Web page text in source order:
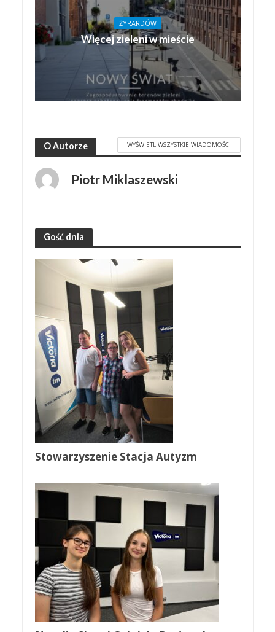
ŻYRARDÓW
Więcej zieleni w mieście
O Autorze WYŚWIETL WSZYSTKIE WIADOMOŚCI
Piotr Miklaszewski
Gość dnia
Stowarzyszenie Stacja Autyzm